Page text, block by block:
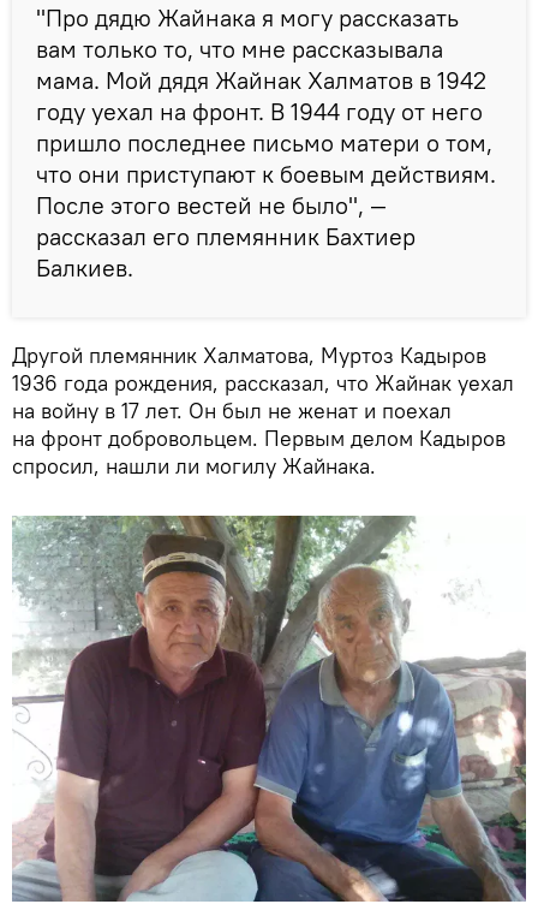
"Про дядю Жайнака я могу рассказать
вам только то, что мне рассказывала
мама. Мой дядя Жайнак Халматов в 1942
году уехал на фронт. В 1944 году от него
пришло последнее письмо матери о том,
что они приступают к боевым действиям.
После этого вестей не было", —
рассказал его племянник Бахтиер
Балкиев.
Другой племянник Халматова, Муртоз Кадыров
1936 года рождения, рассказал, что Жайнак уехал
на войну в 17 лет. Он был не женат и поехал
на фронт добровольцем. Первым делом Кадыров
спросил, нашли ли могилу Жайнака.